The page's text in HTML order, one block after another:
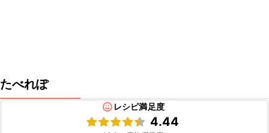
たべれぽ
レシピ満足度
4.44